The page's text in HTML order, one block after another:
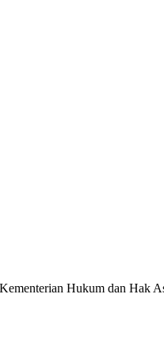
Hukum dan Hak